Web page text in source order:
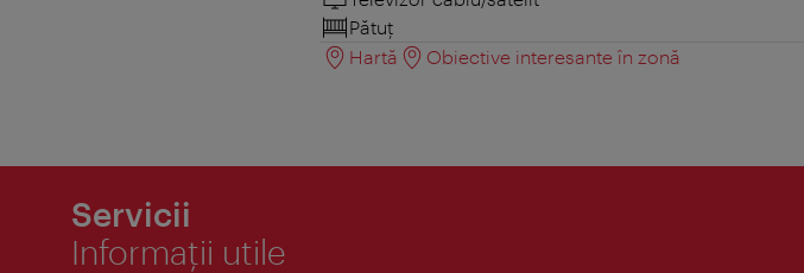
Pătuţ
Hartă
Obiective interesante în zonă
Servicii
Informaţii utile